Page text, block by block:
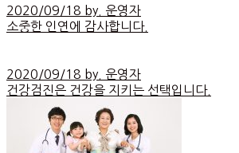
2020/09/18 by. 운영자
소중한 인연에 감사합니다.
2020/09/18 by. 운영자
건강검진은 건강을 지키는 선택입니다.